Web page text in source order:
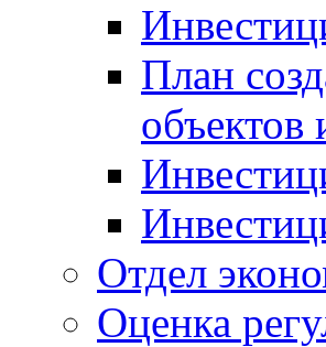
План
объектов
Отдел
Оценка